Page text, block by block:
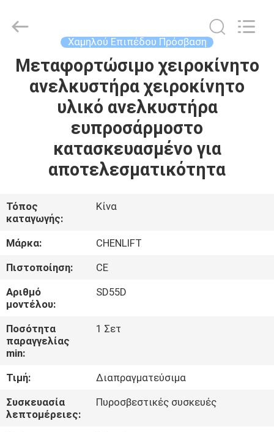
ΣΠΊΤΙ
ΠΡΟΪΌΝΤΑ
ΣΧΕΤΙΚΆ
ΕΠΙΣΚΈΨΕΙΣ
ΣΤΟ
ΕΡΓΟΣΤΆΣΙΟ
ΈΛΕΓΧΟΣ
ΠΟΙΌΤΗΤΑΣ
ΜΑΖΊ
ΜΑΣ
Reserved.
Χαμηλού Επιπέδου Πρόσβαση
Μεταφορτώσιμο χειροκίνητο
ανελκυστήρα χειροκίνητο
υλικό ανελκυστήρα
ευπροσάρμοστο
κατασκευασμένο για
αποτελεσματικότητα
Τόπος
καταγωγής:
Κίνα
Μάρκα:
CHENLIFT
Πιστοποίηση:
CE
Αριθμό
μοντέλου:
SD55D
Ποσότητα
παραγγελίας
min:
1 Σετ
Τιμή:
Διαπραγματεύσιμα
Συσκευασία
λεπτομέρειες:
Πυροσβεστικές συσκευές